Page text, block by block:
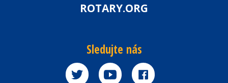
ROTARY.ORG
Sledujte nás